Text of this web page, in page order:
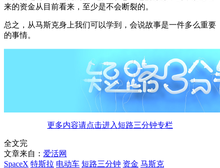
来的资金从目前看来，至少是不会断裂的。
总之，从马斯克身上我们可以学到，会说故事是一件多么重要
的事情。
更多内容请点击进入短路三分钟专栏
全文完
文章来自： 爱活网
SpaceX 特斯拉 电动车 短路三分钟 资金 马斯克